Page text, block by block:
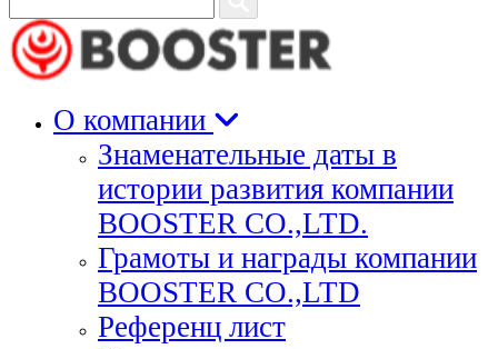
для
поиска:
О компании
Знаменательные даты в
истории развития компании
BOOSTER CO.,LTD.
Грамоты и награды компании
BOOSTER CO.,LTD
Референц лист